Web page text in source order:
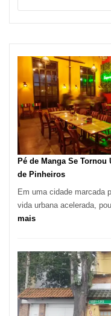
Pé de Manga Se
de Pinheiros
Em uma cidade marcada
vida urbana acelerada,
mais:
Manga
Se
Tornou
Um
dos